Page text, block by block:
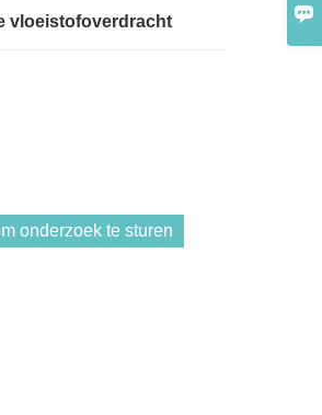

vloeistofoverdracht
onderzoek te sturen